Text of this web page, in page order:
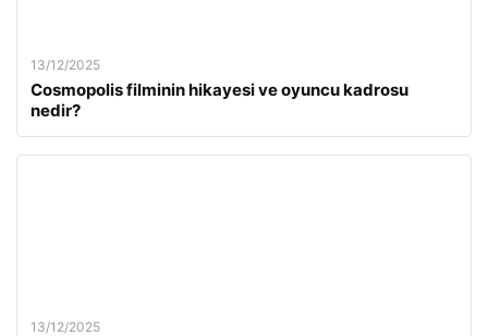
13/12/2025
Cosmopolis filminin hikayesi ve oyuncu kadrosu
nedir?
13/12/2025